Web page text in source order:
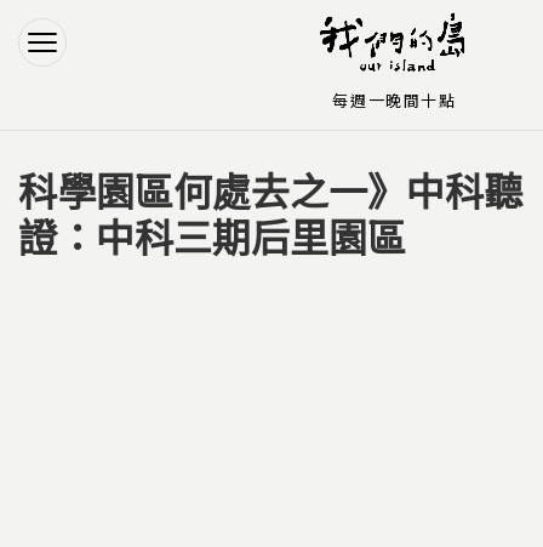
Jump to Navigation
Jump to Main content
您在這裡
科學園區何處去之一》中科聽
證：中科三期后里園區
每週一晚間十點